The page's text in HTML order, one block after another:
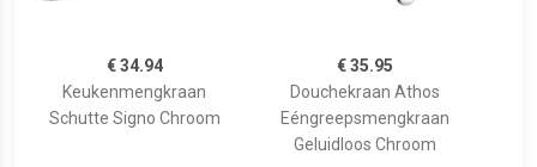
€ 34.94
Keukenmengkraan
Schutte Signo Chroom
€ 35.95
Douchekraan Athos
Eéngreepsmengkraan
Geluidloos Chroom